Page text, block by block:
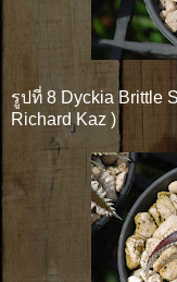
รูปที่ 8 Dyckia Brittle
Richard Kaz )